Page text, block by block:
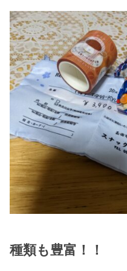
種類も豊富！！